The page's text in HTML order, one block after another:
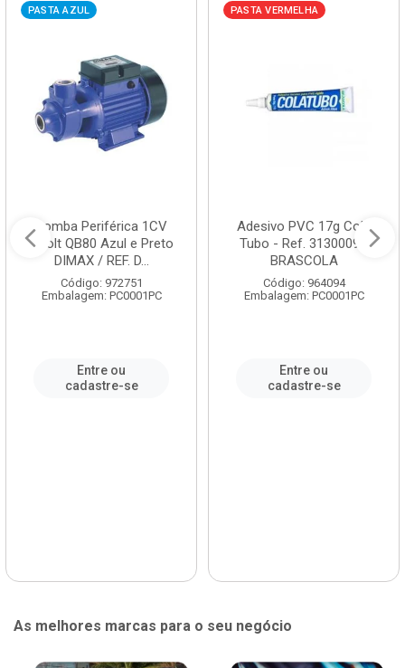
PASTA AZUL
Bomba Periférica 1CV
Bivolt QB80 Azul e Preto
DIMAX / REF. D...
Código: 972751
Embalagem: PC0001PC
Entre ou
cadastre-se
PASTA VERMELHA
Adesivo PVC 17g Cola
Tubo - Ref. 3130009 -
BRASCOLA
Código: 964094
Embalagem: PC0001PC
Entre ou
cadastre-se
As melhores marcas para o seu negócio